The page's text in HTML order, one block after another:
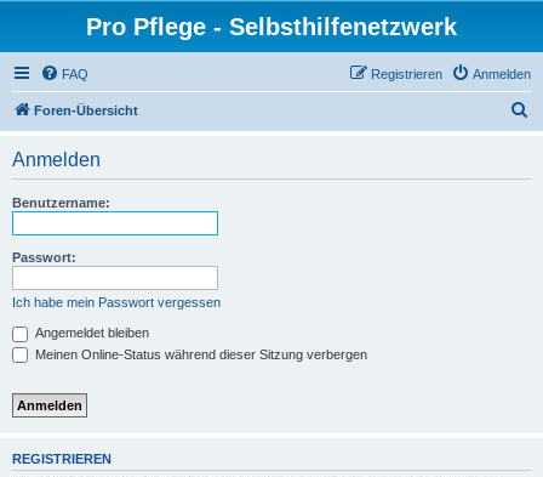
Pro Pflege - Selbsthilfenetzwerk
FAQ Anmelden
Registrieren
Foren-Übersicht
Anmelden
Benutzername:
Passwort:
Ich habe mein Passwort vergessen
Angemeldet bleiben
Meinen Online-Status während dieser Sitzung verbergen
REGISTRIEREN